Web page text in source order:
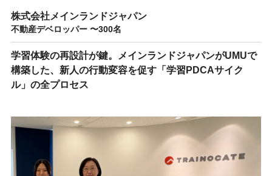
株式会社メインランドジャパン
不動産デベロッパー 〜300名
学習体験の再設計が鍵。メインランドジャパンがUMUで
構築した、新人の行動変容を促す「学習PDCAサイク
ル」の全プロセス